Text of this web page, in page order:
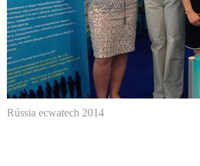
Rússia ecwatech 2014